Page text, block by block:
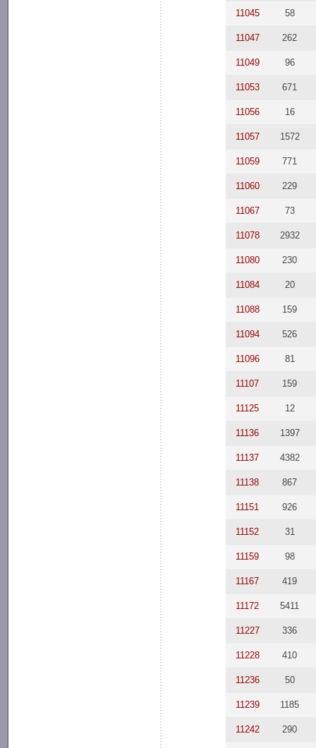
11045 58
11047 262
11049 96
11053 671
11056 16
11057 1572
11059 771
11060 229
11067 73
11078 2932
11080 230
11084 20
11088 159
11094 526
11096 81
11107 159
11125 12
11136 1397
11137 4382
11138 867
11151 926
11152 31
11159 98
11167 419
11172 5411
11227 336
11228 410
11236 50
11239 1185
11242 290